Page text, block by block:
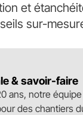
et
sur-
& savoir-faire
ans, notre
des chantiers